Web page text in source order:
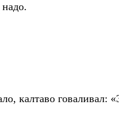
калтаво говаливал: